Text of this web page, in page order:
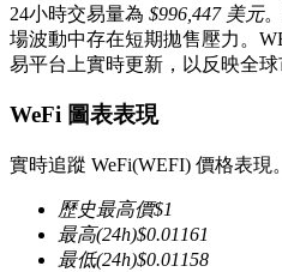
以數字貨幣為保證金的永
24小時交易量為 $996,447 美元
場波動中存在短期拋售壓力。
易平台上實時更新，以反映全球
WeFi 圖表表現
實時追蹤 WeFi(WEFI) 價格表現。
歷史最高價$1
最高(24h)$0.01161
最低(24h)$0.01158